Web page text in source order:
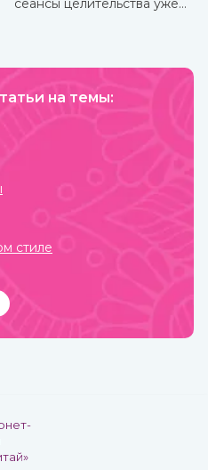
сеансы целительства уже
на темы:
стиле